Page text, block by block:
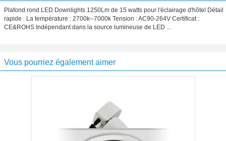
Plafond rond LED Downlights 1250Lm de 15 watts pour l'éclairage d'hôtel Détail
rapide : La température : 2700k--7000k Tension : AC90-264V Certificat :
CE&ROHS Indépendant dans la source lumineuse de LED ...
Vous pourriez également aimer